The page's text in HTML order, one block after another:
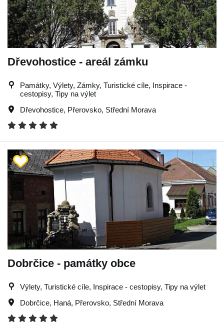
Dřevohostice - areál zámku
Památky, Výlety, Zámky, Turistické cíle, Inspirace -
cestopisy, Tipy na výlet
Dřevohostice, Přerovsko, Střední Morava
Dobrčice - památky obce
Výlety, Turistické cíle, Inspirace - cestopisy, Tipy na výlet
Dobrčice, Haná, Přerovsko, Střední Morava